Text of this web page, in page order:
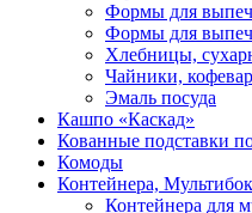
Формы для
Формы для
Хлебницы,
Чайники,
Эмаль посуда
Кашпо «Каскад»
Кованные подставки
Комоды
Контейнера,
Контейнера для